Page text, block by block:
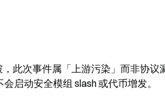
此次事件属「上游污染」而非协议
启动安全模组 slash 或代币增发。